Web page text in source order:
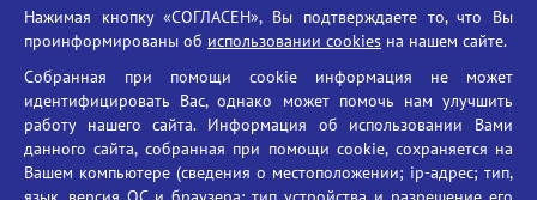
Единый портал государственных услуг
Противодействие угрозам информационной безопасности
Социальные ролики - Генеральная прокуратура РФ
Противодействие коррупции
БГУ против наркотиков
Нажимая кнопку «СОГЛАСЕН», Вы подтверждаете то, что Вы
проинформированы об использовании cookies на нашем сайте.
Собранная при помощи cookie информация не может
идентифицировать Вас, однако может помочь нам улучшить
работу нашего сайта. Информация об использовании Вами
данного сайта, собранная при помощи cookie, сохраняется на
Вашем компьютере (сведения о местоположении; ip-адрес; тип,